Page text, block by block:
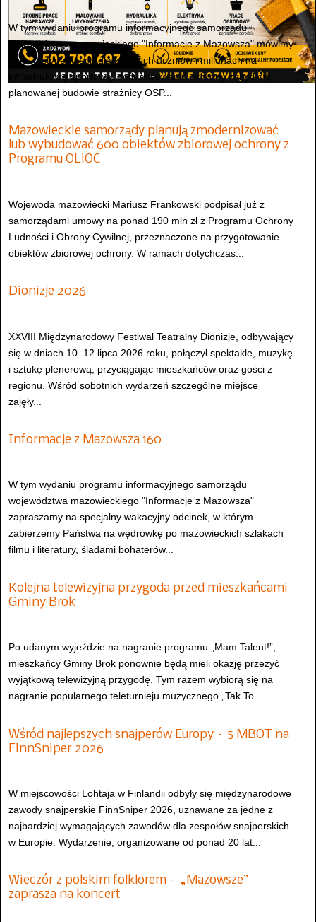
W tym wydaniu programu informacyjnego samorządu
województwa mazowieckiego "Informacje z Mazowsza" mówimy
m.in. o stypendiach dla zdolnych uczniów i milionach na
infrastrukturę sportową, dofinansowaniu ochrony zabytków,
planowanej budowie strażnicy OSP...
Mazowieckie samorządy planują zmodernizować
lub wybudować 600 obiektów zbiorowej ochrony z
Programu OLiOC
Wojewoda mazowiecki Mariusz Frankowski podpisał już z
samorządami umowy na ponad 190 mln zł z Programu Ochrony
Ludności i Obrony Cywilnej, przeznaczone na przygotowanie
obiektów zbiorowej ochrony. W ramach dotychczas...
Dionizje 2026
XXVIII Międzynarodowy Festiwal Teatralny Dionizje, odbywający
się w dniach 10–12 lipca 2026 roku, połączył spektakle, muzykę
i sztukę plenerową, przyciągając mieszkańców oraz gości z
regionu. Wśród sobotnich wydarzeń szczególne miejsce
zajęły...
Informacje z Mazowsza 160
W tym wydaniu programu informacyjnego samorządu
województwa mazowieckiego "Informacje z Mazowsza"
zapraszamy na specjalny wakacyjny odcinek, w którym
zabierzemy Państwa na wędrówkę po mazowieckich szlakach
filmu i literatury, śladami bohaterów...
Kolejna telewizyjna przygoda przed mieszkańcami
Gminy Brok
Po udanym wyjeździe na nagranie programu „Mam Talent!”,
mieszkańcy Gminy Brok ponownie będą mieli okazję przeżyć
wyjątkową telewizyjną przygodę. Tym razem wybiorą się na
nagranie popularnego teleturnieju muzycznego „Tak To...
Wśród najlepszych snajperów Europy – 5 MBOT na
FinnSniper 2026
W miejscowości Lohtaja w Finlandii odbyły się międzynarodowe
zawody snajperskie FinnSniper 2026, uznawane za jedne z
najbardziej wymagających zawodów dla zespołów snajperskich
w Europie. Wydarzenie, organizowane od ponad 20 lat...
Wieczór z polskim folklorem – „Mazowsze”
zaprasza na koncert